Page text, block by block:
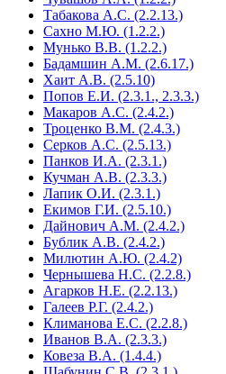
Табакова А.С. (2.2.13.)
Сахно М.Ю. (1.2.2.)
Мунько В.В. (1.2.2.)
Бадамшин А.М. (2.6.17.)
Хаит А.В. (2.5.10)
Попов Е.И. (2.3.1., 2.3.3.)
Макаров А.С. (2.4.2.)
Троценко В.М. (2.4.3.)
Серков А.С. (2.5.13.)
Панков И.А. (2.3.1.)
Кучман А.В. (2.3.3.)
Лапик О.И. (2.3.1.)
Екимов Г.И. (2.5.10.)
Дайнович А.М. (2.4.2.)
Бублик А.В. (2.4.2.)
Милютин А.Ю. (2.4.2)
Чернышева Н.С. (2.2.8.)
Агарков Н.Е. (2.2.13.)
Галеев Р.Г. (2.4.2.)
Климанова Е.С. (2.2.8.)
Иванов В.А. (2.3.3.)
Ковеза В.А. (1.4.4.)